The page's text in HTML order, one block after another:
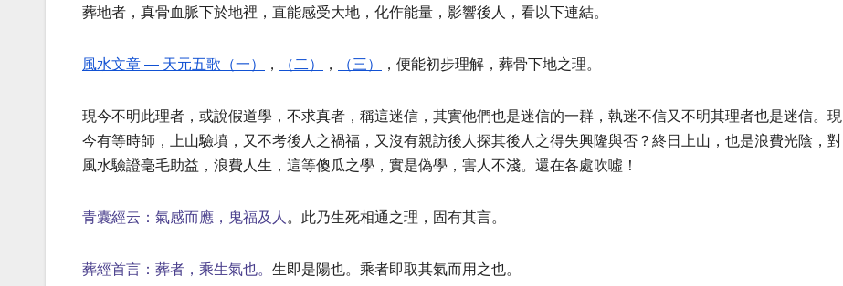
葬地者，真骨血脈下於地裡，直能感受大地，化作能量，影響後人，看以下連結。
風水文章 — 天元五歌（一） ， （二） ， （三） ，便能初步理解，葬骨下地之理。
現今不明此理者，或說假道學，不求真者，稱這迷信，其實他們也是迷信的一群，執迷不信又不明其理者也是迷信。現
今有等時師，上山驗墳，又不考後人之禍福，又沒有親訪後人探其後人之得失興隆與否？終日上山，也是浪費光陰，對
風水驗證毫毛助益，浪費人生，這等傻瓜之學，實是偽學，害人不淺。還在各處吹噓！
青囊經云：氣感而應，鬼福及人 。 此乃生死相通之理，固有其言。
葬經首言：葬者，乘生氣也。 生即是陽也。乘者即取其氣而用之也。